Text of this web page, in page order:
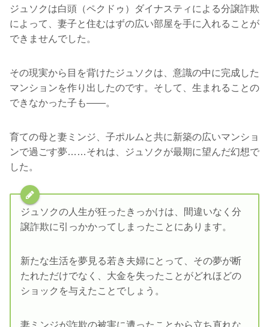
ジュソクは白頭（ペクドゥ）ダイナスティによる分譲詐欺
によって、妻子と住むはずの広い部屋を手に入れることが
できませんでした。
その現実から目を背けたジュソクは、意識の中に完成した
マンションを作り出したのです。そして、生まれることの
できなかった子も――。
育ての母と妻ミンジ、子ポルムと共に新築の広いマンショ
ンで過ごす夢……それは、ジュソクが最期に望んだ幻想で
した。
ジュソクの人生が狂ったきっかけは、間違いなく分
譲詐欺に引っかかってしまったことにあります。
新たな生活を夢見る若き夫婦にとって、その夢が断
たれただけでなく、大金を失ったことがどれほどの
ショックを与えたことでしょう。
妻ミンジが詐欺の被害に遭ったことから立ち直れな